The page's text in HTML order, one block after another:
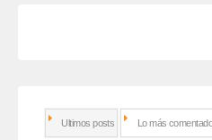
Ultimos posts Lo más comentado